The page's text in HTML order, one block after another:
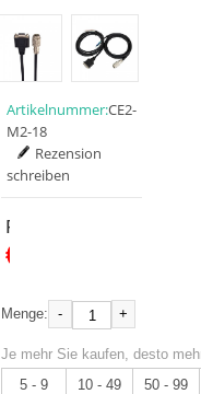
Artikelnummer:CE2-
M2-18
Rezension
schreiben
Preis:
€10.72
Menge: - +
Je mehr Sie kaufen, desto
5 - 9
10 - 49 50 - 99